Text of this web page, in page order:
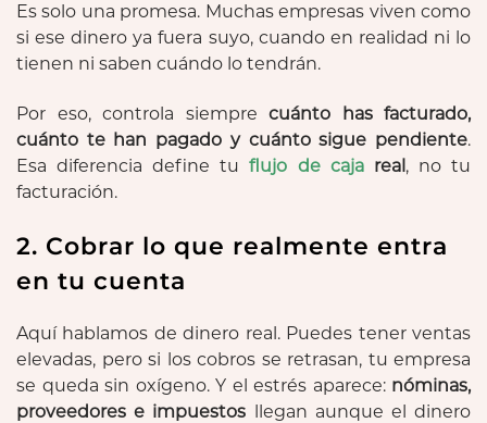
Es solo una promesa. Muchas empresas viven como
si ese dinero ya fuera suyo, cuando en realidad ni lo
tienen ni saben cuándo lo tendrán.
Por eso, controla siempre cuánto has facturado,
cuánto te han pagado y cuánto sigue pendiente.
Esa diferencia define tuflujo de cajareal , no tu
facturación.
2. Cobrar lo que realmente entra
en tu cuenta
Aquí hablamos de dinero real. Puedes tener ventas
elevadas, pero si los cobros se retrasan, tu empresa
se queda sin oxígeno. Y el estrés aparece: nóminas,
proveedores e impuestos llegan aunque el dinero